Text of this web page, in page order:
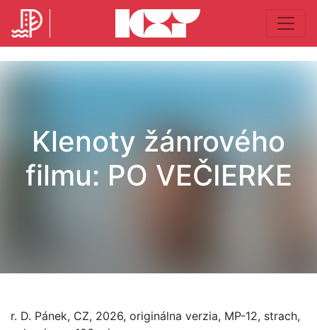
Klenoty žánrového
filmu: PO VEČIERKE
r. D. Pánek, CZ, 2026, originálna verzia, MP-12, strach,